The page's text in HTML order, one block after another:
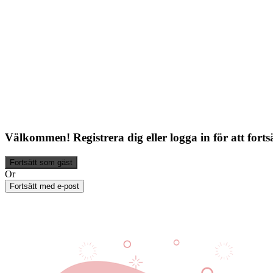
Välkommen! Registrera dig eller logga in för att
Or